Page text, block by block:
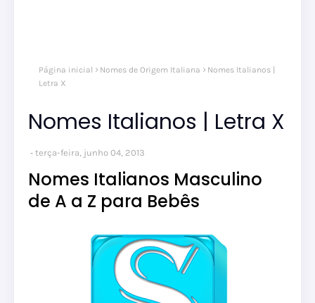
Página inicial Nomes de Origem Italiana
Nomes Italianos |
Letra X
Nomes Italianos | Letra X
terça-feira, junho 04, 2013
Nomes Italianos Masculino
de A a Z para Bebês